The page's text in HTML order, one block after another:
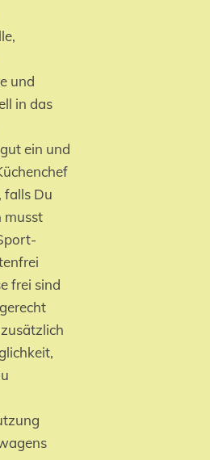
und
in das
ein und
falls Du
musst
frei sind